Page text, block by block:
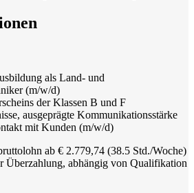
als Land- und
(m/w/d)
der Klassen B und F
ausgeprägte Kommunikationsstärke
mit Kunden (m/w/d)
ab € 2.779,74 (38.5 Std./Woche)
Überzahlung, abhängig von Qualifikation